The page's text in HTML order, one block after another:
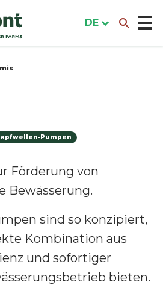
Pumpen
Förderung von
Bewässerung.
sind so konzipiert,
Kombination aus
und sofortiger
bieten.
DE